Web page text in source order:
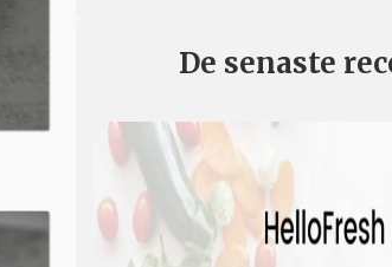
De senaste